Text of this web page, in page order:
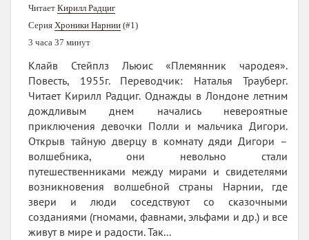
Читает Кирилл Радциг
Серия Хроники Нарнии (#1)
3 часа 37 минут
Клайв Стейплз Льюис «Племянник чародея».
Повесть, 1955г. Переводчик: Наталья Трауберг.
Читает Кирилл Радциг. Однажды в Лондоне летним
дождливым днем начались невероятные
приключения девочки Полли и мальчика Дигори.
Открыв тайную дверцу в комнату дяди Дигори –
волшебника, они невольно стали
путешественниками между мирами и свидетелями
возникновения волшебной страны Нарнии, где
звери и люди соседствуют со сказочными
созданиями (гномами, фавнами, эльфами и др.) и все
живут в мире и радости. Так...